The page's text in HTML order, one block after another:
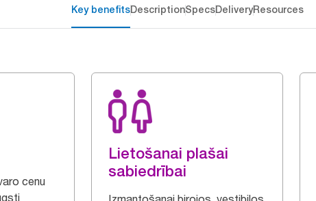
Key benefitsDescriptionSpecsDeliveryResources
cenu
Lietošanai plašai
sabiedrībai